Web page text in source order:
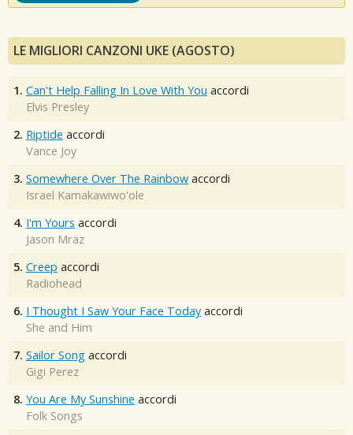
LE MIGLIORI CANZONI UKE (AGOSTO)
1. Can't Help Falling In Love With You accordi
Elvis Presley
2. Riptide accordi
Vance Joy
3. Somewhere Over The Rainbow accordi
Israel Kamakawiwo'ole
4. I'm Yours accordi
Jason Mraz
5. Creep accordi
Radiohead
6. I Thought I Saw Your Face Today accordi
She and Him
7. Sailor Song accordi
Gigi Perez
8. You Are My Sunshine accordi
Folk Songs